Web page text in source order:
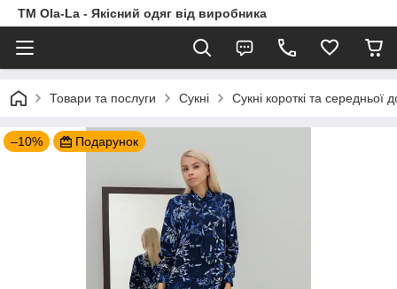
TM Ola-La - Якісний одяг від виробника
Товари та послуги Сукні Сукні короткі та середньої
–10% Подарунок